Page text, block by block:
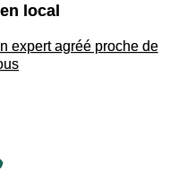
local
expert agréé proche de